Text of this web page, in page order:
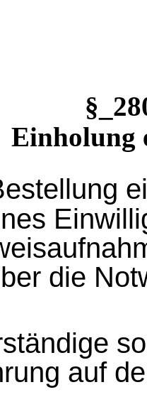
Einholung
die
auf